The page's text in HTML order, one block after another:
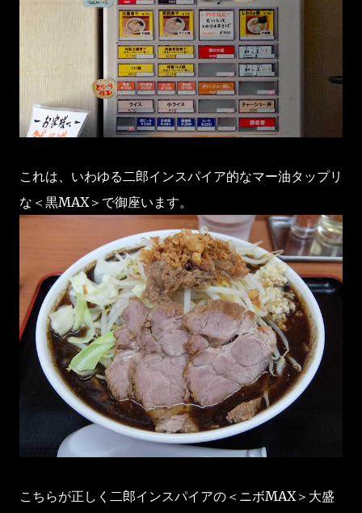
これは、いわゆる二郎インスパイア的なマー油タップリ
な＜黒MAX＞で御座います。
こちらが正しく二郎インスパイアの＜ニボMAX＞大盛